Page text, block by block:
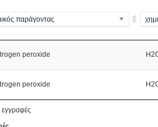
παράγοντας
peroxide
peroxide